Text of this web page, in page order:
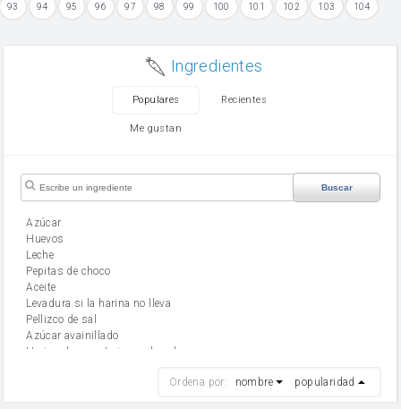
93 94 95 96 97 98 99 100 101 102 103 104
Ingredientes
Populares Recientes
Me gustan
Buscar
Azúcar
huevos
leche
Pepitas de choco
aceite
Levadura si la harina no lleva
Pellizco de sal
Azúcar avainillado
Harina de reposteria con levadura
mantequilla
Ordena por: nombre popularidad